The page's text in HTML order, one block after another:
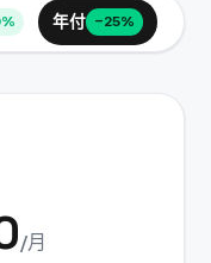
年付 −25%
/月